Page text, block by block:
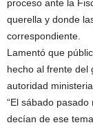
proceso ante la
querella y donde
correspondiente.
Lamentó que
hecho al frente del
autoridad
“El sábado
decían de ese